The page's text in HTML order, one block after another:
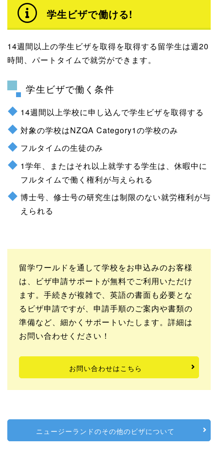
学生ビザで働ける!
14週間以上の学生ビザを取得を取得する留学生は週20
時間、パートタイムで就労ができます。
学生ビザで働く条件
14週間以上学校に申し込んで学生ビザを取得する
対象の学校はNZQA Category1の学校のみ
フルタイムの生徒のみ
1学年、またはそれ以上就学する学生は、休暇中に
フルタイムで働く権利が与えられる
博士号、修士号の研究生は制限のない就労権利が与
えられる
留学ワールドを通して学校をお申込みのお客様
は、ビザ申請サポートが無料でご利用いただけ
ます。手続きが複雑で、英語の書面も必要とな
るビザ申請ですが、申請手順のご案内や書類の
準備など、細かくサポートいたします。詳細は
お問い合わせください！
お問い合わせはこちら
ニュージーランドのその他のビザについて